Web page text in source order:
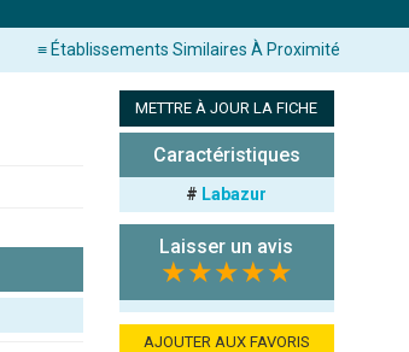
≡ Établissements Similaires À Proximité
METTRE À JOUR LA FICHE
Caractéristiques
# Labazur
Laisser un avis
★★★★★
AJOUTER AUX FAVORIS